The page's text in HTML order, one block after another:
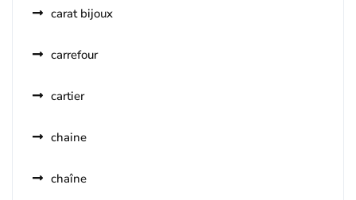
carat bijoux
carrefour
cartier
chaine
chaîne